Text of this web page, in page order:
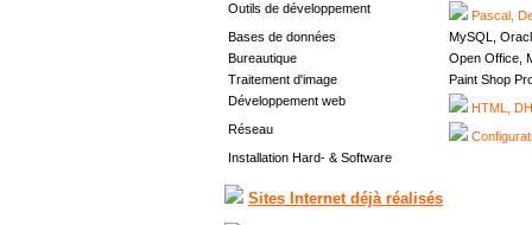
Outils de développement
Pascal,
Bases de données
MySQL,
Bureautique
Open Office,
Traitement d'image
Paint Shop
Développement web
HTML,
Réseau
Installation Hard- & Software
Sites Internet déjà réalisés